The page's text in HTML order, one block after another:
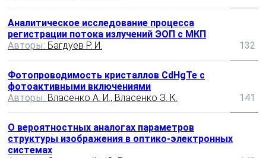
Аналитическое исследование процесса
регистрации потока излучений ЭОП с МКП
Авторы: Багдуев Р. И. 132
Фотопроводимость кристаллов CdHgTe с
фотоактивными включениями
Авторы: Власенко А. И., Власенко З. К. 141
О вероятностных аналогах параметров
структуры изображения в оптико-электронных
системах